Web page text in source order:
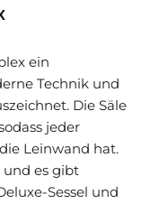
ein
Technik und
Die Säle
jeder
Leinwand hat.
und es gibt
Sessel und